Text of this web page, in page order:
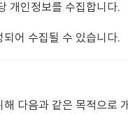
개인정보를 수집합니다.
어 수집될 수 있습니다.
다음과 같은 목적으로